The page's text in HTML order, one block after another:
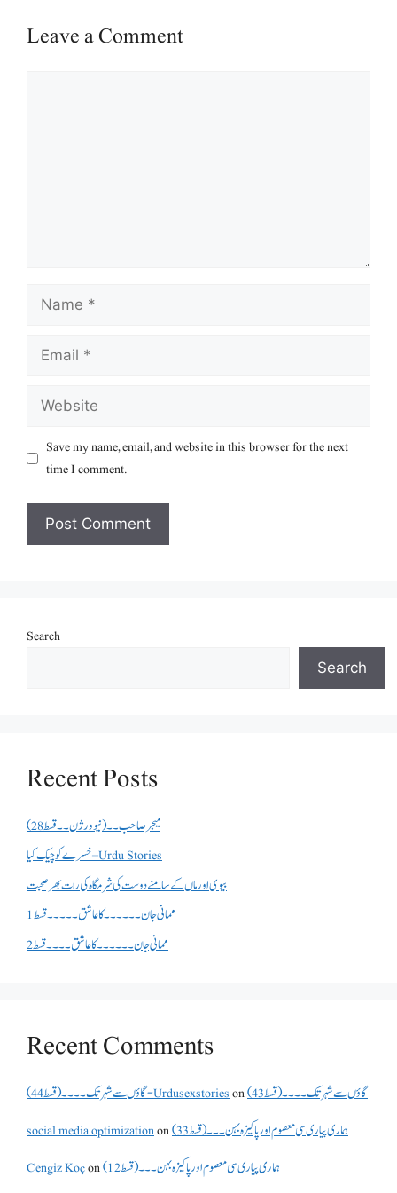
Leave a Comment
Name
Email
Website
Save my name, email, and website in this browser for the next
time I comment.
Search
Search
Recent Posts
میجر صاحب۔۔( نیو ورژن ۔۔قسط 28)
خسرے کو چیک کیا – Urdu Stories
بیوی اور ماں کے سامنے دوست کی شرمگاہ کی رات بھر صحبت
ممانی جان ۔۔۔۔۔۔کا عاشق ۔۔۔۔۔قسط 1
ممانی جان ۔۔۔۔۔۔کا عاشق ۔۔۔۔قسط 2
Recent Comments
گاؤں سے شہر تک۔۔۔۔(قسط 44) - Urdusexstorieson
گاؤں سے شہر تک۔۔۔۔(قسط 43)
social media optimizationon
ہماری پیاری سی معصوم اور پاکیزہ بہن۔۔۔(قسط33)
Cengiz Koçon ہماری پیاری سی معصوم اور پاکیزہ بہن۔۔۔(قسط12)